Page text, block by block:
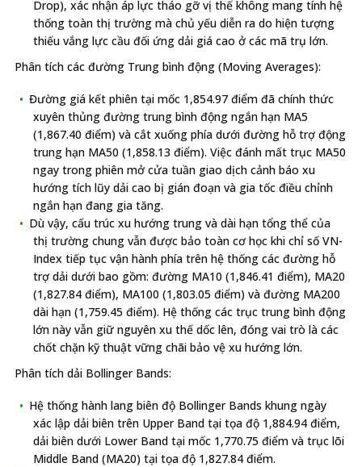
Drop), xác nhận áp lực tháo gỡ vị thế không mang tính hệ
thống toàn thị trường mà chủ yếu diễn ra do hiện tượng
thiếu vắng lực cầu đối ứng dải giá cao ở các mã trụ lớn.
Phân tích các đường Trung bình động (Moving Averages):
Đường giá kết phiên tại mốc 1,854.97 điểm đã chính thức
xuyên thủng đường trung bình động ngắn hạn MA5
(1,867.40 điểm) và cắt xuống phía dưới đường hỗ trợ động
trung hạn MA50 (1,858.13 điểm). Việc đánh mất trục MA50
ngay trong phiên mở cửa tuần giao dịch cảnh báo xu
hướng tích lũy dải cao bị gián đoạn và gia tốc điều chỉnh
ngắn hạn đang gia tăng.
Dù vậy, cấu trúc xu hướng trung và dài hạn tổng thể của
thị trường chung vẫn được bảo toàn cơ học khi chỉ số VN-
Index tiếp tục vận hành phía trên hệ thống các đường hỗ
trợ dải dưới bao gồm: đường MA10 (1,846.41 điểm), MA20
(1,827.84 điểm), MA100 (1,803.05 điểm) và đường MA200
dài hạn (1,759.45 điểm). Hệ thống các trục trung bình động
lớn này vẫn giữ nguyên xu thế dốc lên, đóng vai trò là các
chốt chặn kỹ thuật vững chãi bảo vệ xu hướng lớn.
Phân tích dải Bollinger Bands:
Hệ thống hành lang biên độ Bollinger Bands khung ngày
xác lập dải biên trên Upper Band tại tọa độ 1,884.94 điểm,
dải biên dưới Lower Band tại mốc 1,770.75 điểm và trục lõi
Middle Band (MA20) tại tọa độ 1,827.84 điểm.